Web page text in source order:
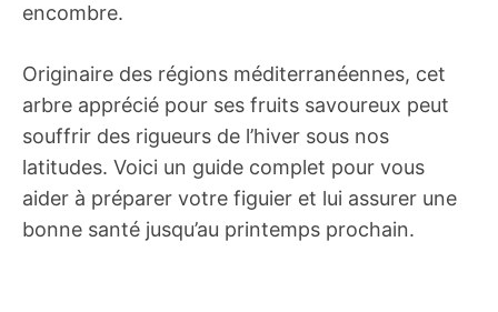
encombre.
Originaire des régions méditerranéennes, cet
arbre apprécié pour ses fruits savoureux peut
souffrir des rigueurs de l’hiver sous nos
latitudes. Voici un guide complet pour vous
aider à préparer votre figuier et lui assurer une
bonne santé jusqu’au printemps prochain.